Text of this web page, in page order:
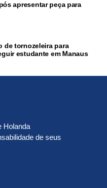
apresentar peça para
de tornozeleira para
estudante em Manaus
Holanda
de seus